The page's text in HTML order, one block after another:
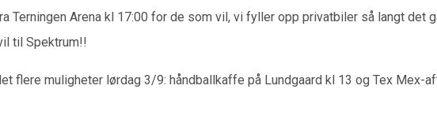
Terningen Arena kl 17:00 for de som vil, vi fyller opp privatbiler så langt det
til Spektrum!!
flere muligheter lørdag 3/9: håndballkaffe på Lundgaard kl 13 og Tex Mex-